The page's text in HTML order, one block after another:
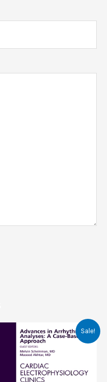
Sale!